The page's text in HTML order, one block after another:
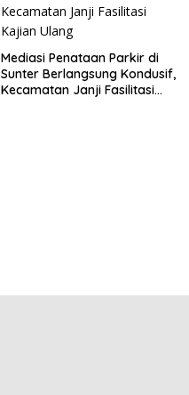
Mediasi Penataan Parkir di
Sunter Berlangsung Kondusif,
Kecamatan Janji Fasilitasi